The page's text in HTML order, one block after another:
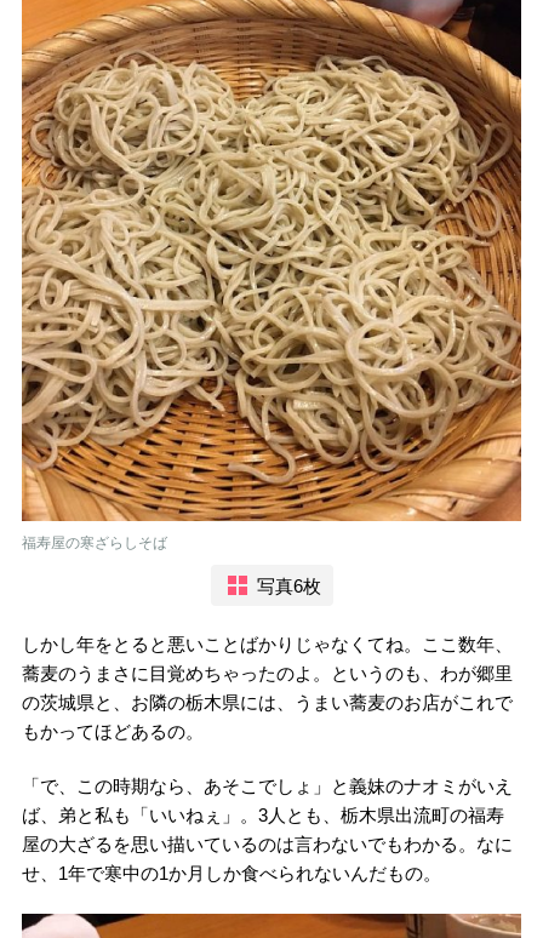
福寿屋の寒ざらしそば
写真6枚
しかし年をとると悪いことばかりじゃなくてね。ここ数年、
蕎麦のうまさに目覚めちゃったのよ。というのも、わが郷里
の茨城県と、お隣の栃木県には、うまい蕎麦のお店がこれで
もかってほどあるの。
「で、この時期なら、あそこでしょ」と義妹のナオミがいえ
ば、弟と私も「いいねぇ」。3人とも、栃木県出流町の福寿
屋の大ざるを思い描いているのは言わないでもわかる。なに
せ、1年で寒中の1か月しか食べられないんだもの。